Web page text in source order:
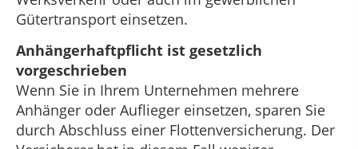
Gütertransport einsetzen.
Anhängerhaftpflicht ist gesetzlich
vorgeschrieben
Wenn Sie in Ihrem Unternehmen mehrere
Anhänger oder Auflieger einsetzen, sparen Sie
durch Abschluss einer Flottenversicherung. Der